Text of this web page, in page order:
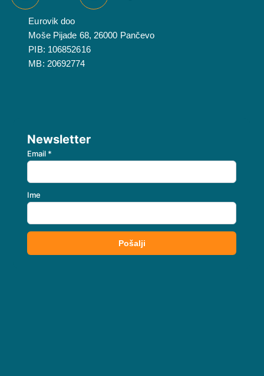
Eurovik doo
Moše Pijade 68, 26000 Pančevo
PIB: 106852616
MB: 20692774